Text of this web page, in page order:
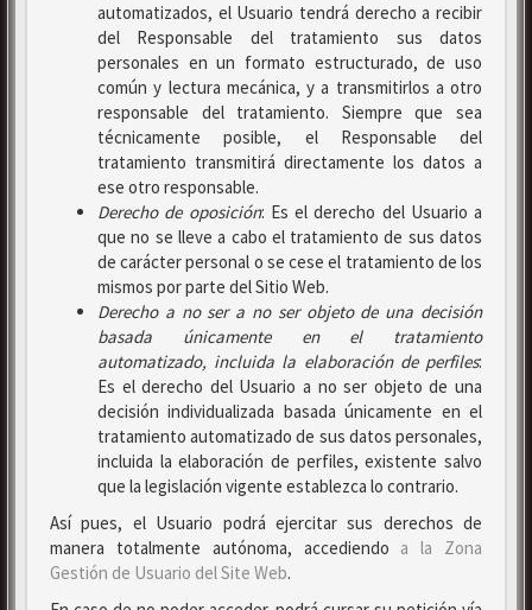
automatizados, el Usuario tendrá derecho a recibir
del Responsable del tratamiento sus datos
personales en un formato estructurado, de uso
común y lectura mecánica, y a transmitirlos a otro
responsable del tratamiento. Siempre que sea
técnicamente posible, el Responsable del
tratamiento transmitirá directamente los datos a
ese otro responsable.
Derecho de oposición: Es el derecho del Usuario a
que no se lleve a cabo el tratamiento de sus datos
de carácter personal o se cese el tratamiento de los
mismos por parte del Sitio Web.
Derecho a no ser a no ser objeto de una decisión
basada únicamente en el tratamiento
automatizado, incluida la elaboración de perfiles:
Es el derecho del Usuario a no ser objeto de una
decisión individualizada basada únicamente en el
tratamiento automatizado de sus datos personales,
incluida la elaboración de perfiles, existente salvo
que la legislación vigente establezca lo contrario.
Así pues, el Usuario podrá ejercitar sus derechos de
manera totalmente autónoma, accediendo a la Zona
Gestión de Usuario del Site Web.